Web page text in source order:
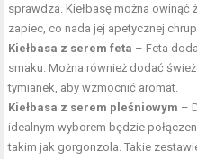
sprawdza. Kiełbasę można owinąć
zapiec, co nada jej apetycznej
Kiełbasa z serem feta – Feta
smaku. Można również dodać
tymianek, aby wzmocnić aromat.
Kiełbasa z serem pleśniowym –
idealnym wyborem będzie
takim jak gorgonzola. Takie